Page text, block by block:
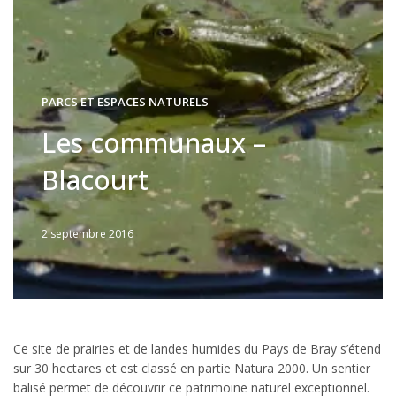
PARCS ET ESPACES NATURELS
Les communaux –
Blacourt
Written
Jérémie
2 septembre 2016
Ce site de prairies et de landes humides du Pays de Bray s’étend
sur 30 hectares et est classé en partie Natura 2000. Un sentier
balisé permet de découvrir ce patrimoine naturel exceptionnel.